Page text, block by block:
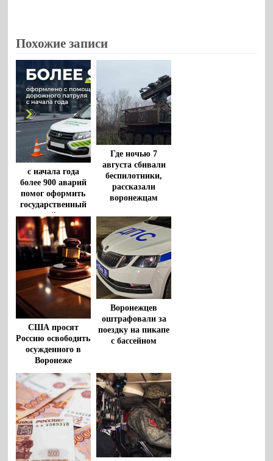
Похожие записи
с начала года
более 900 аварий
помог оформить
государственный
дорожный патруль
Где ночью 7
августа сбивали
беспилотники,
рассказали
воронежцам
США просят
Россию освободить
осужденного в
Воронеже
американца
Роберта Гилмана
Воронежцев
оштрафовали за
поездку на пикапе
с бассейном